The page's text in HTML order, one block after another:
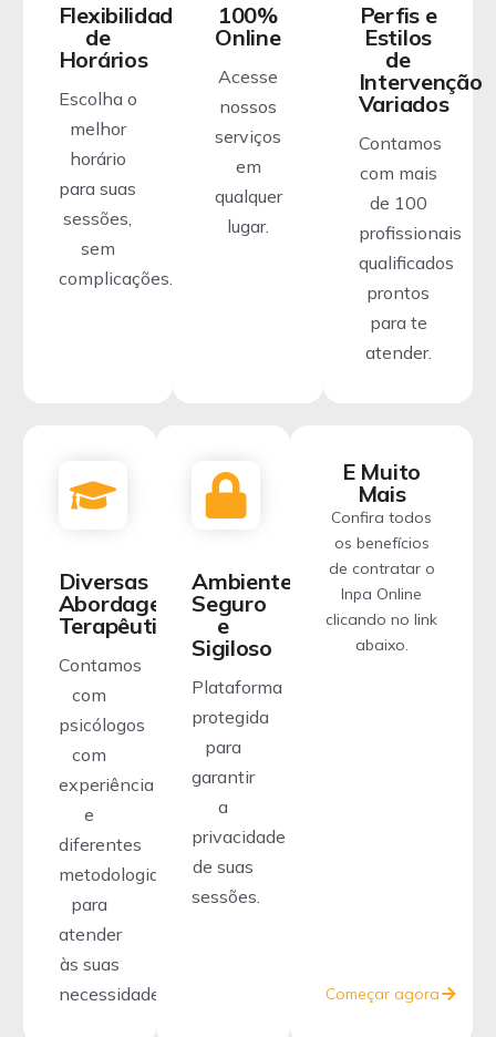
Flexibilidade
de
Horários
Escolha o
melhor
horário
para suas
sessões,
sem
complicações.
100%
Online
Acesse
nossos
serviços
em
qualquer
lugar.
Perfis e
Estilos
de
Intervenção
Variados
Contamos
com mais
de 100
profissionais
qualificados
prontos
para te
atender.
Diversas
Abordagens
Terapêuticas
Contamos
com
psicólogos
com
experiência
e
diferentes
metodologias
para
atender
às suas
necessidades.
Ambiente
Seguro
e
Sigiloso
Plataforma
protegida
para
garantir
a
privacidade
de suas
sessões.
E Muito
Mais
Confira todos
os benefícios
de contratar o
Inpa Online
clicando no link
abaixo.
Começar agora